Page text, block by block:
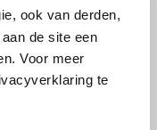
ook van derden,
de site een
Voor meer
te
2,5cmx25cm